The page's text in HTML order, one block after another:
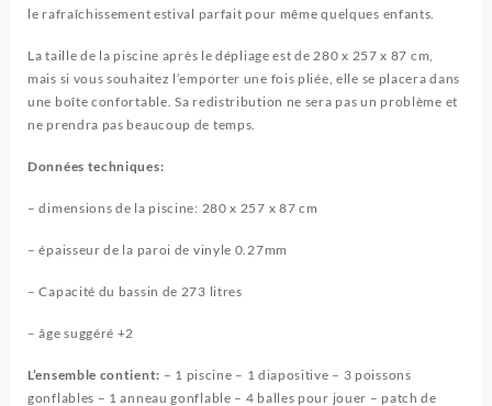
le rafraîchissement estival parfait pour même quelques enfants.
La taille de la piscine après le dépliage est de 280 x 257 x 87 cm,
mais si vous souhaitez l’emporter une fois pliée, elle se placera dans
une boîte confortable. Sa redistribution ne sera pas un problème et
ne prendra pas beaucoup de temps.
Données techniques:
– dimensions de la piscine: 280 x 257 x 87 cm
– épaisseur de la paroi de vinyle 0.27mm
– Capacité du bassin de 273 litres
– âge suggéré +2
L’ensemble contient: – 1 piscine – 1 diapositive – 3 poissons
gonflables – 1 anneau gonflable – 4 balles pour jouer – patch de